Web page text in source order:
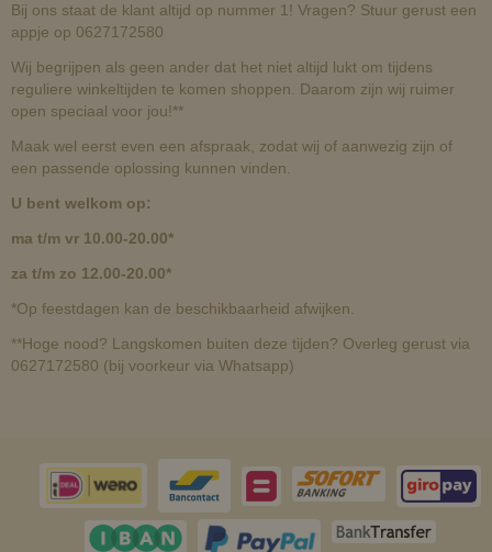
Bij ons staat de klant altijd op nummer 1! Vragen? Stuur gerust een
appje op 0627172580
Wij begrijpen als geen ander dat het niet altijd lukt om tijdens
reguliere winkeltijden te komen shoppen. Daarom zijn wij ruimer
open speciaal voor jou!**
Maak wel eerst even een afspraak, zodat wij of aanwezig zijn of
een passende oplossing kunnen vinden.
U bent welkom op:
ma t/m vr 10.00-20.00*
za t/m zo 12.00-20.00*
*Op feestdagen kan de beschikbaarheid afwijken.
**Hoge nood? Langskomen buiten deze tijden? Overleg gerust via
0627172580 (bij voorkeur via Whatsapp)